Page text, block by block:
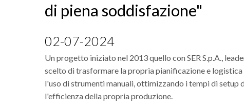
di piena soddisfazione"
02-07-2024
Un progetto iniziato nel 2013 quello con SER S.p.A.,
scelto di trasformare la propria pianificazione e logistica
l'uso di strumenti manuali, ottimizzando i tempi di
l'efficienza della propria produzione.